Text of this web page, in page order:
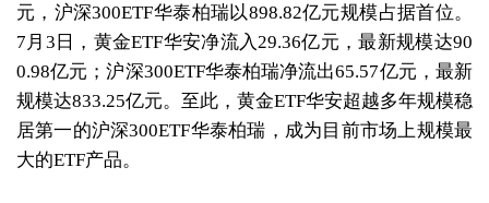
元，沪深300ETF华泰柏瑞以898.82亿元规模占据首位。
7月3日，黄金ETF华安净流入29.36亿元，最新规模达90
0.98亿元；沪深300ETF华泰柏瑞净流出65.57亿元，最新
规模达833.25亿元。至此，黄金ETF华安超越多年规模稳
居第一的沪深300ETF华泰柏瑞，成为目前市场上规模最
大的ETF产品。